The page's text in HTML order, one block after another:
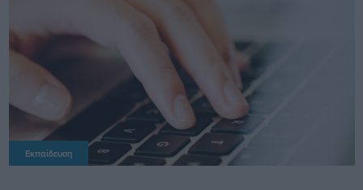
Εκπαίδευση